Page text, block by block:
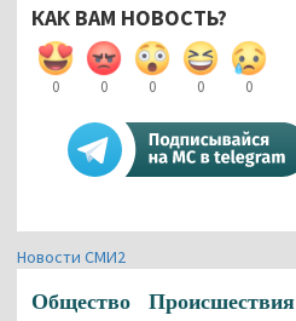
КАК ВАМ НОВОСТЬ?
0 0 0 0 0
Новости СМИ2
Общество Происшествия